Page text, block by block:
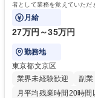
者として業務を覚えていただ
躍いただくことを期待してい
月給
27万円～35万円
勤務地
東京都文京区
業界未経験歓迎
副業
月平均残業時間20時間